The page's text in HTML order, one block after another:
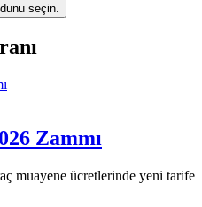
seçin.
Zammı
muayene ücretlerinde yeni tarife